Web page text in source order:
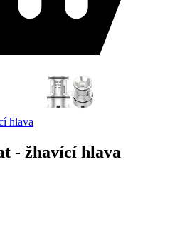
hlava
- žhavící hlava